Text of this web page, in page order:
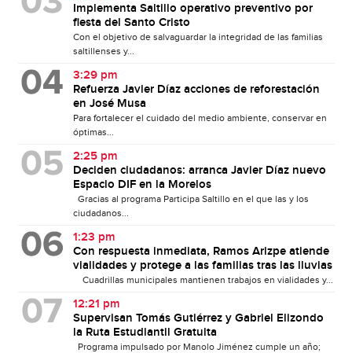
Implementa Saltillo operativo preventivo por
fiesta del Santo Cristo
Con el objetivo de salvaguardar la integridad de las familias
saltillenses y...
3:29 pm
Refuerza Javier Díaz acciones de reforestación
en José Musa
Para fortalecer el cuidado del medio ambiente, conservar en
óptimas...
2:25 pm
Deciden ciudadanos: arranca Javier Díaz nuevo
Espacio DIF en la Morelos
Gracias al programa Participa Saltillo en el que las y los
ciudadanos...
1:23 pm
Con respuesta inmediata, Ramos Arizpe atiende
vialidades y protege a las familias tras las lluvias
Cuadrillas municipales mantienen trabajos en vialidades y...
12:21 pm
Supervisan Tomás Gutiérrez y Gabriel Elizondo
la Ruta Estudiantil Gratuita
Programa impulsado por Manolo Jiménez cumple un año;